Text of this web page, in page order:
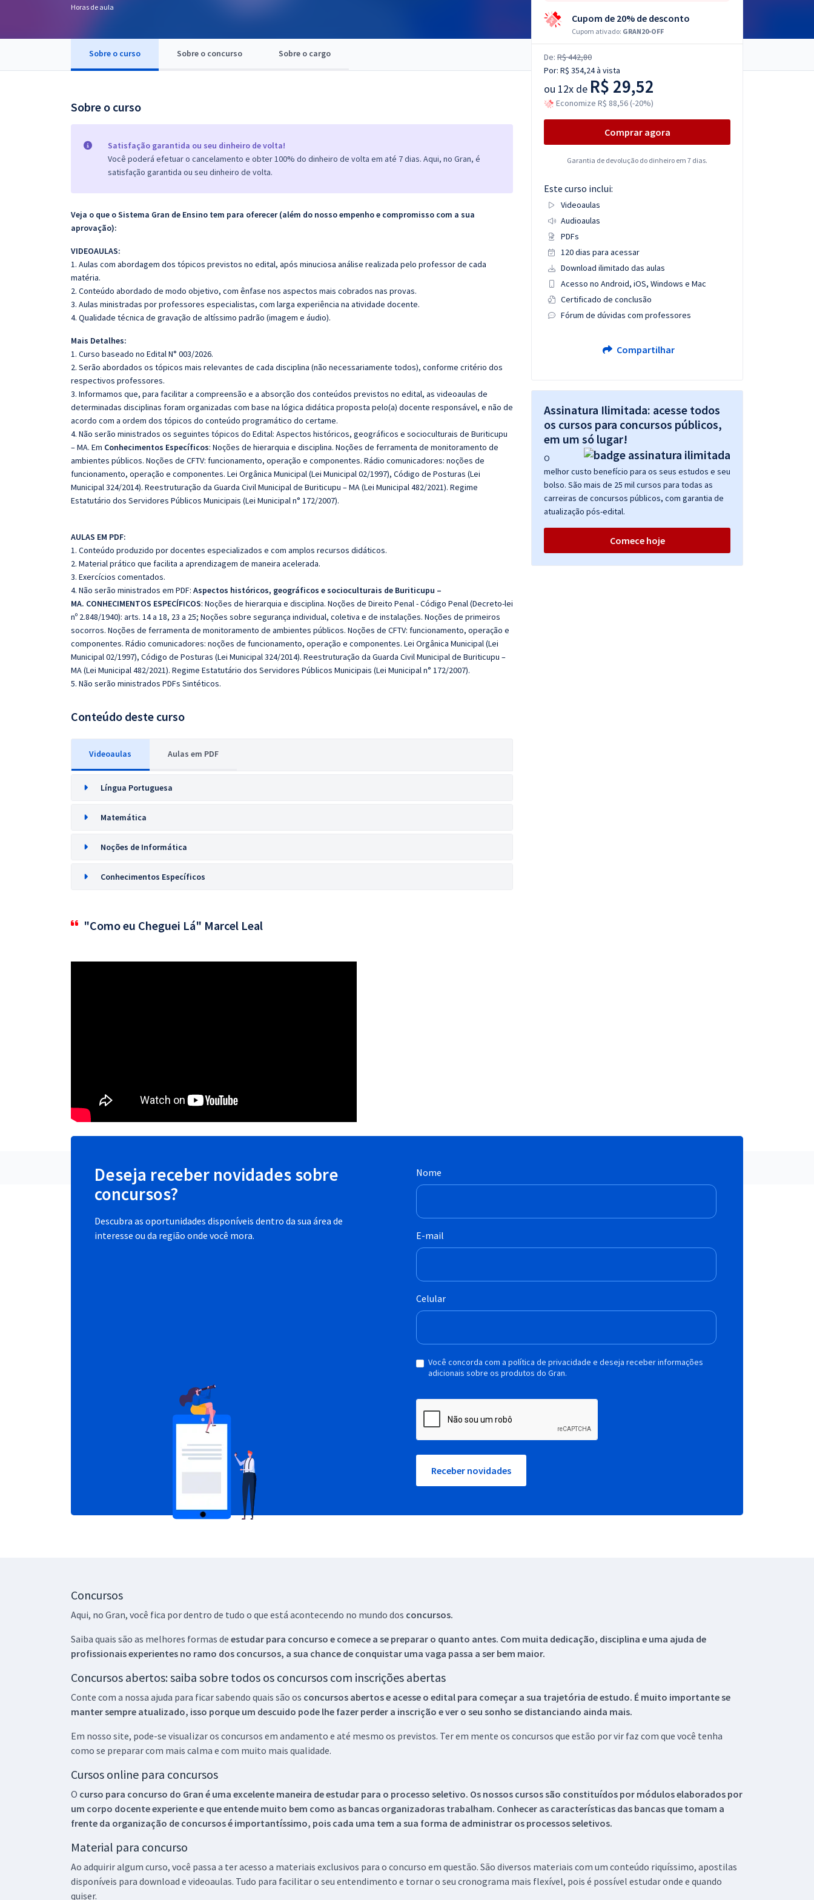
OAB
Questões grátis
Conteúdo gratuito
Horas de aula
Sobre o curso Sobre o concurso Sobre o cargo
Sobre o curso
Satisfação garantida ou seu dinheiro de volta!
Você poderá efetuar o cancelamento e obter 100% do dinheiro de volta em até 7 dias. Aqui, no Gran, é
satisfação garantida ou seu dinheiro de volta.
Veja o que o Sistema Gran de Ensino tem para oferecer (além do nosso empenho e compromisso com a sua
aprovação):
VIDEOAULAS:
1. Aulas com abordagem dos tópicos previstos no edital, após minuciosa análise realizada pelo professor de cada
matéria.
2. Conteúdo abordado de modo objetivo, com ênfase nos aspectos mais cobrados nas provas.
3. Aulas ministradas por professores especialistas, com larga experiência na atividade docente.
4. Qualidade técnica de gravação de altíssimo padrão (imagem e áudio).
Mais Detalhes:
1. Curso baseado no Edital N° 003/2026.
2. Serão abordados os tópicos mais relevantes de cada disciplina (não necessariamente todos), conforme critério dos
respectivos professores.
3. Informamos que, para facilitar a compreensão e a absorção dos conteúdos previstos no edital, as videoaulas de
determinadas disciplinas foram organizadas com base na lógica didática proposta pelo(a) docente responsável, e não de
acordo com a ordem dos tópicos do conteúdo programático do certame.
4. Não serão ministrados os seguintes tópicos do Edital: Aspectos históricos, geográficos e socioculturais de Buriticupu
– MA. Em Conhecimentos Específicos: Noções de hierarquia e disciplina. Noções de ferramenta de monitoramento de
ambientes públicos. Noções de CFTV: funcionamento, operação e componentes. Rádio comunicadores: noções de
funcionamento, operação e componentes. Lei Orgânica Municipal (Lei Municipal 02/1997), Código de Posturas (Lei
Municipal 324/2014). Reestruturação da Guarda Civil Municipal de Buriticupu – MA (Lei Municipal 482/2021). Regime
Estatutário dos Servidores Públicos Municipais (Lei Municipal n° 172/2007).
AULAS EM PDF:
1. Conteúdo produzido por docentes especializados e com amplos recursos didáticos.
2. Material prático que facilita a aprendizagem de maneira acelerada.
3. Exercícios comentados.
4. Não serão ministrados em PDF: Aspectos históricos, geográficos e socioculturais de Buriticupu –
MA. CONHECIMENTOS ESPECÍFICOS: Noções de hierarquia e disciplina. Noções de Direito Penal - Código Penal (Decreto-lei
nº 2.848/1940): arts. 14 a 18, 23 a 25; Noções sobre segurança individual, coletiva e de instalações. Noções de primeiros
socorros. Noções de ferramenta de monitoramento de ambientes públicos. Noções de CFTV: funcionamento, operação e
componentes. Rádio comunicadores: noções de funcionamento, operação e componentes. Lei Orgânica Municipal (Lei
Municipal 02/1997), Código de Posturas (Lei Municipal 324/2014). Reestruturação da Guarda Civil Municipal de Buriticupu –
MA (Lei Municipal 482/2021). Regime Estatutário dos Servidores Públicos Municipais (Lei Municipal n° 172/2007).
5. Não serão ministrados PDFs Sintéticos.
Conteúdo deste curso
Videoaulas Aulas em PDF
Língua Portuguesa
Matemática
Noções de Informática
Conhecimentos Específicos
"Como eu Cheguei Lá" Marcel Leal
Cupom de 20% de desconto
Cupom ativado: GRAN20-OFF
De: R$ 442,80
Por: R$ 354,24à vista
ou 12x de R$ 29,52
Economize R$ 88,56 (-20%)
Comprar agora
Garantia de devolução do dinheiro em 7 dias.
Este curso inclui:
Videoaulas
Audioaulas
PDFs
120 dias para acessar
Download ilimitado das aulas
Acesso no Android, iOS, Windows e Mac
Certificado de conclusão
Fórum de dúvidas com professores
Compartilhar
Assinatura Ilimitada: acesse todos
os cursos para concursos públicos,
em um só lugar!
O
melhor custo benefício para os seus estudos e seu
bolso. São mais de 25 mil cursos para todas as
carreiras de concursos públicos, com garantia de
atualização pós-edital.
Comece hoje
Deseja receber novidades sobre
concursos?
Descubra as oportunidades disponíveis dentro da sua área de
interesse ou da região onde você mora.
Nome
E-mail
Celular
Você concorda com a política de privacidade e deseja receber informações
adicionais sobre os produtos do Gran.
Receber novidades
Concursos
Aqui, no Gran, você fica por dentro de tudo o que está acontecendo no mundo dos concursos.
Saiba quais são as melhores formas de estudar para concurso e comece a se preparar o quanto antes. Com muita dedicação, disciplina e uma ajuda de
profissionais experientes no ramo dos concursos, a sua chance de conquistar uma vaga passa a ser bem maior.
Concursos abertos: saiba sobre todos os concursos com inscrições abertas
Conte com a nossa ajuda para ficar sabendo quais são os concursos abertos e acesse o edital para começar a sua trajetória de estudo. É muito importante se
manter sempre atualizado, isso porque um descuido pode lhe fazer perder a inscrição e ver o seu sonho se distanciando ainda mais.
Em nosso site, pode-se visualizar os concursos em andamento e até mesmo os previstos. Ter em mente os concursos que estão por vir faz com que você tenha
como se preparar com mais calma e com muito mais qualidade.
Cursos online para concursos
O curso para concurso do Gran é uma excelente maneira de estudar para o processo seletivo. Os nossos cursos são constituídos por módulos elaborados por
um corpo docente experiente e que entende muito bem como as bancas organizadoras trabalham. Conhecer as características das bancas que tomam a
frente da organização de concursos é importantíssimo, pois cada uma tem a sua forma de administrar os processos seletivos.
Material para concurso
Ao adquirir algum curso, você passa a ter acesso a materiais exclusivos para o concurso em questão. São diversos materiais com um conteúdo riquíssimo, apostilas
disponíveis para download e videoaulas. Tudo para facilitar o seu entendimento e tornar o seu cronograma mais flexível, pois é possível estudar onde e quando
quiser.